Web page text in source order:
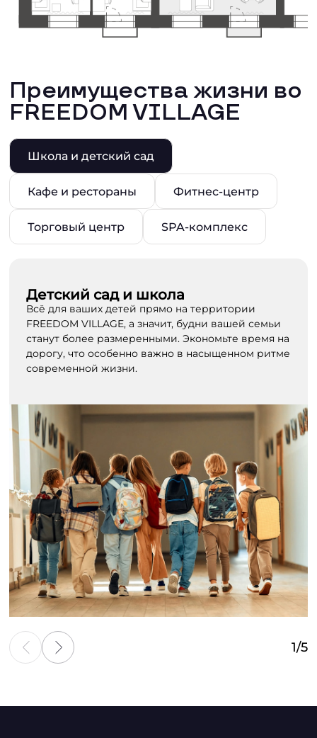
Преимущества жизни во
FREEDOM VILLAGE
Школа и детский сад
Кафе и рестораны Фитнес-центр
Торговый центр SPA-комплекс
Детский сад и школа
Всё для ваших детей прямо на территории
FREEDOM VILLAGE, а значит, будни вашей семьи
станут более размеренными. Экономьте время на
дорогу, что особенно важно в насыщенном ритме
современной жизни.
1/5